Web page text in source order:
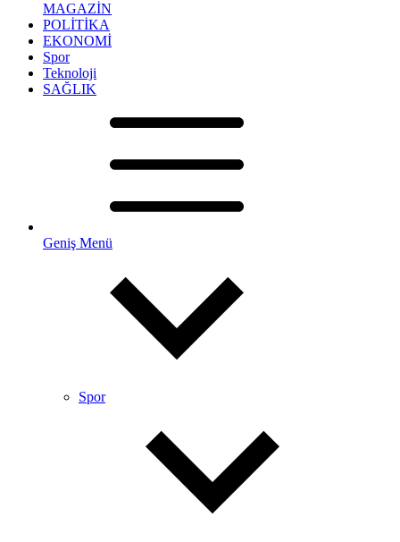
MAGAZİN
POLİTİKA
EKONOMİ
Spor
Teknoloji
SAĞLIK
Geniş Menü
Spor